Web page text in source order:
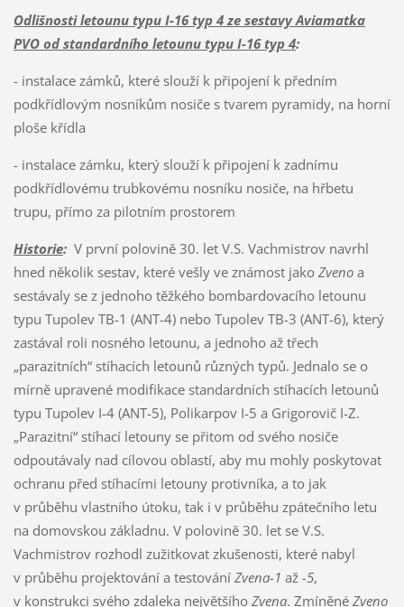
Odlišnosti letounu typu I-16 typ 4 ze sestavy Aviamatka
PVO od standardního letounu typu I-16 typ 4:
- instalace zámků, které slouží k připojení k předním
podkřídlovým nosníkům nosiče s tvarem pyramidy, na horní
ploše křídla
- instalace zámku, který slouží k připojení k zadnímu
podkřídlovému trubkovému nosníku nosiče, na hřbetu
trupu, přímo za pilotním prostorem
Historie:V první polovině 30. let V.S. Vachmistrov navrhl
hned několik sestav, které vešly ve známost jako Zveno a
sestávaly se z jednoho těžkého bombardovacího letounu
typu Tupolev TB-1 (ANT-4) nebo Tupolev TB-3 (ANT-6), který
zastával roli nosného letounu, a jednoho až třech
„parazitních“ stíhacích letounů různých typů. Jednalo se o
mírně upravené modifikace standardních stíhacích letounů
typu Tupolev I-4 (ANT-5), Polikarpov I-5 a Grigorovič I-Z.
„Parazitní“ stíhací letouny se přitom od svého nosiče
odpoutávaly nad cílovou oblastí, aby mu mohly poskytovat
ochranu před stíhacími letouny protivníka, a to jak
v průběhu vlastního útoku, tak i v průběhu zpátečního letu
na domovskou základnu. V polovině 30. let se V.S.
Vachmistrov rozhodl zužitkovat zkušenosti, které nabyl
v průběhu projektování a testování Zvena-1 až-5,
v konstrukci svého zdaleka největšího Zvena. Zmíněné Zveno